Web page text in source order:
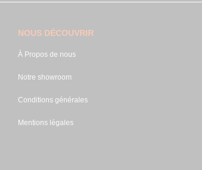
NOUS DÉCOUVRIR
À Propos de nous
Notre showroom
Conditions générales
Mentions légales